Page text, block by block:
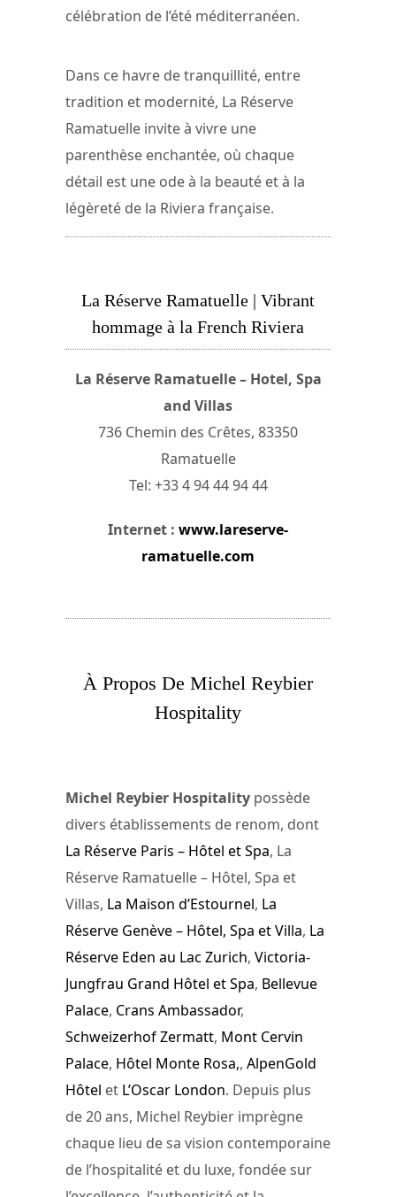
célébration de l’été méditerranéen.
Dans ce havre de tranquillité, entre
tradition et modernité, La Réserve
Ramatuelle invite à vivre une
parenthèse enchantée, où chaque
détail est une ode à la beauté et à la
légèreté de la Riviera française.
La Réserve Ramatuelle | Vibrant
hommage à la French Riviera
La Réserve Ramatuelle – Hotel, Spa
and Villas
736 Chemin des Crêtes, 83350
Ramatuelle
Tel: +33 4 94 44 94 44
Internet : www.lareserve-
ramatuelle.com
À Propos De Michel Reybier
Hospitality
Michel Reybier Hospitality possède
divers établissements de renom, dont
La Réserve Paris – Hôtel et Spa, La
Réserve Ramatuelle – Hôtel, Spa et
Villas, La Maison d’Estournel, La
Réserve Genève – Hôtel, Spa et Villa, La
Réserve Eden au Lac Zurich, Victoria-
Jungfrau Grand Hôtel et Spa, Bellevue
Palace, Crans Ambassador,
Schweizerhof Zermatt, Mont Cervin
Palace, Hôtel Monte Rosa,, AlpenGold
Hôtel et L’Oscar London. Depuis plus
de 20 ans, Michel Reybier imprègne
chaque lieu de sa vision contemporaine
de l’hospitalité et du luxe, fondée sur